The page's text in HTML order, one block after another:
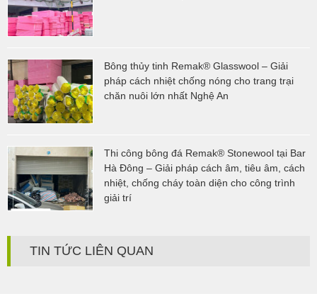
Bông thủy tinh Remak® Glasswool – Giải
pháp cách nhiệt chống nóng cho trang trại
chăn nuôi lớn nhất Nghệ An
Thi công bông đá Remak® Stonewool tại Bar
Hà Đông – Giải pháp cách âm, tiêu âm, cách
nhiệt, chống cháy toàn diện cho công trình
giải trí
TIN TỨC LIÊN QUAN